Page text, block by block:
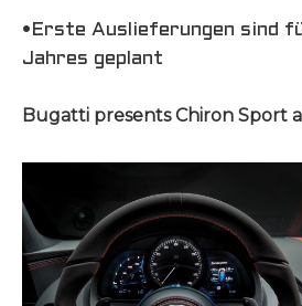
•Erste Auslieferungen sind
Jahres geplant
Bugatti presents Chiron Sport